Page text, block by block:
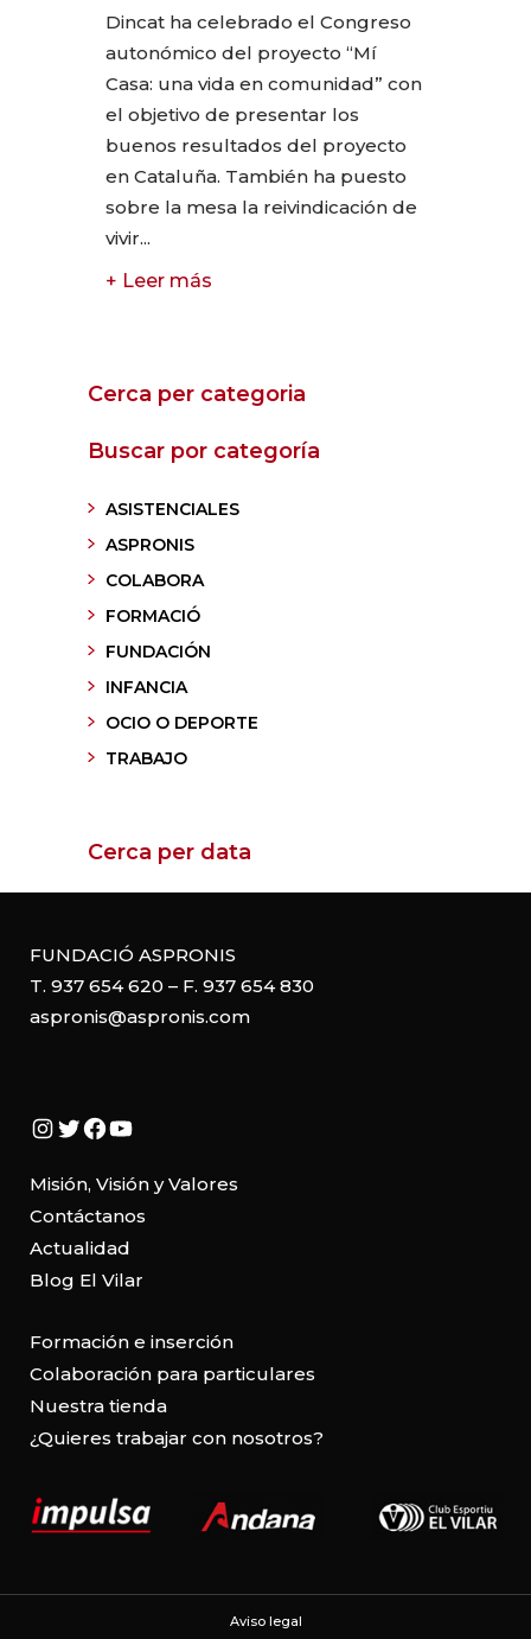
Dincat ha celebrado el Congreso
autonómico del proyecto “Mí
Casa: una vida en comunidad” con
el objetivo de presentar los
buenos resultados del proyecto
en Cataluña. También ha puesto
sobre la mesa la reivindicación de
vivir...
+ Leer más
Cerca per categoria
Buscar por categoría
ASISTENCIALES
ASPRONIS
COLABORA
FORMACIÓ
FUNDACIÓN
INFANCIA
OCIO O DEPORTE
TRABAJO
Cerca per data
FUNDACIÓ ASPRONIS
T. 937 654 620 – F. 937 654 830
aspronis@aspronis.com
Instagram
Twitter
Facebook
YouTube
Misión, Visión y Valores
Contáctanos
Actualidad
Blog El Vilar
Formación e inserción
Colaboración para particulares
Nuestra tienda
¿Quieres trabajar con nosotros?
Aviso legal